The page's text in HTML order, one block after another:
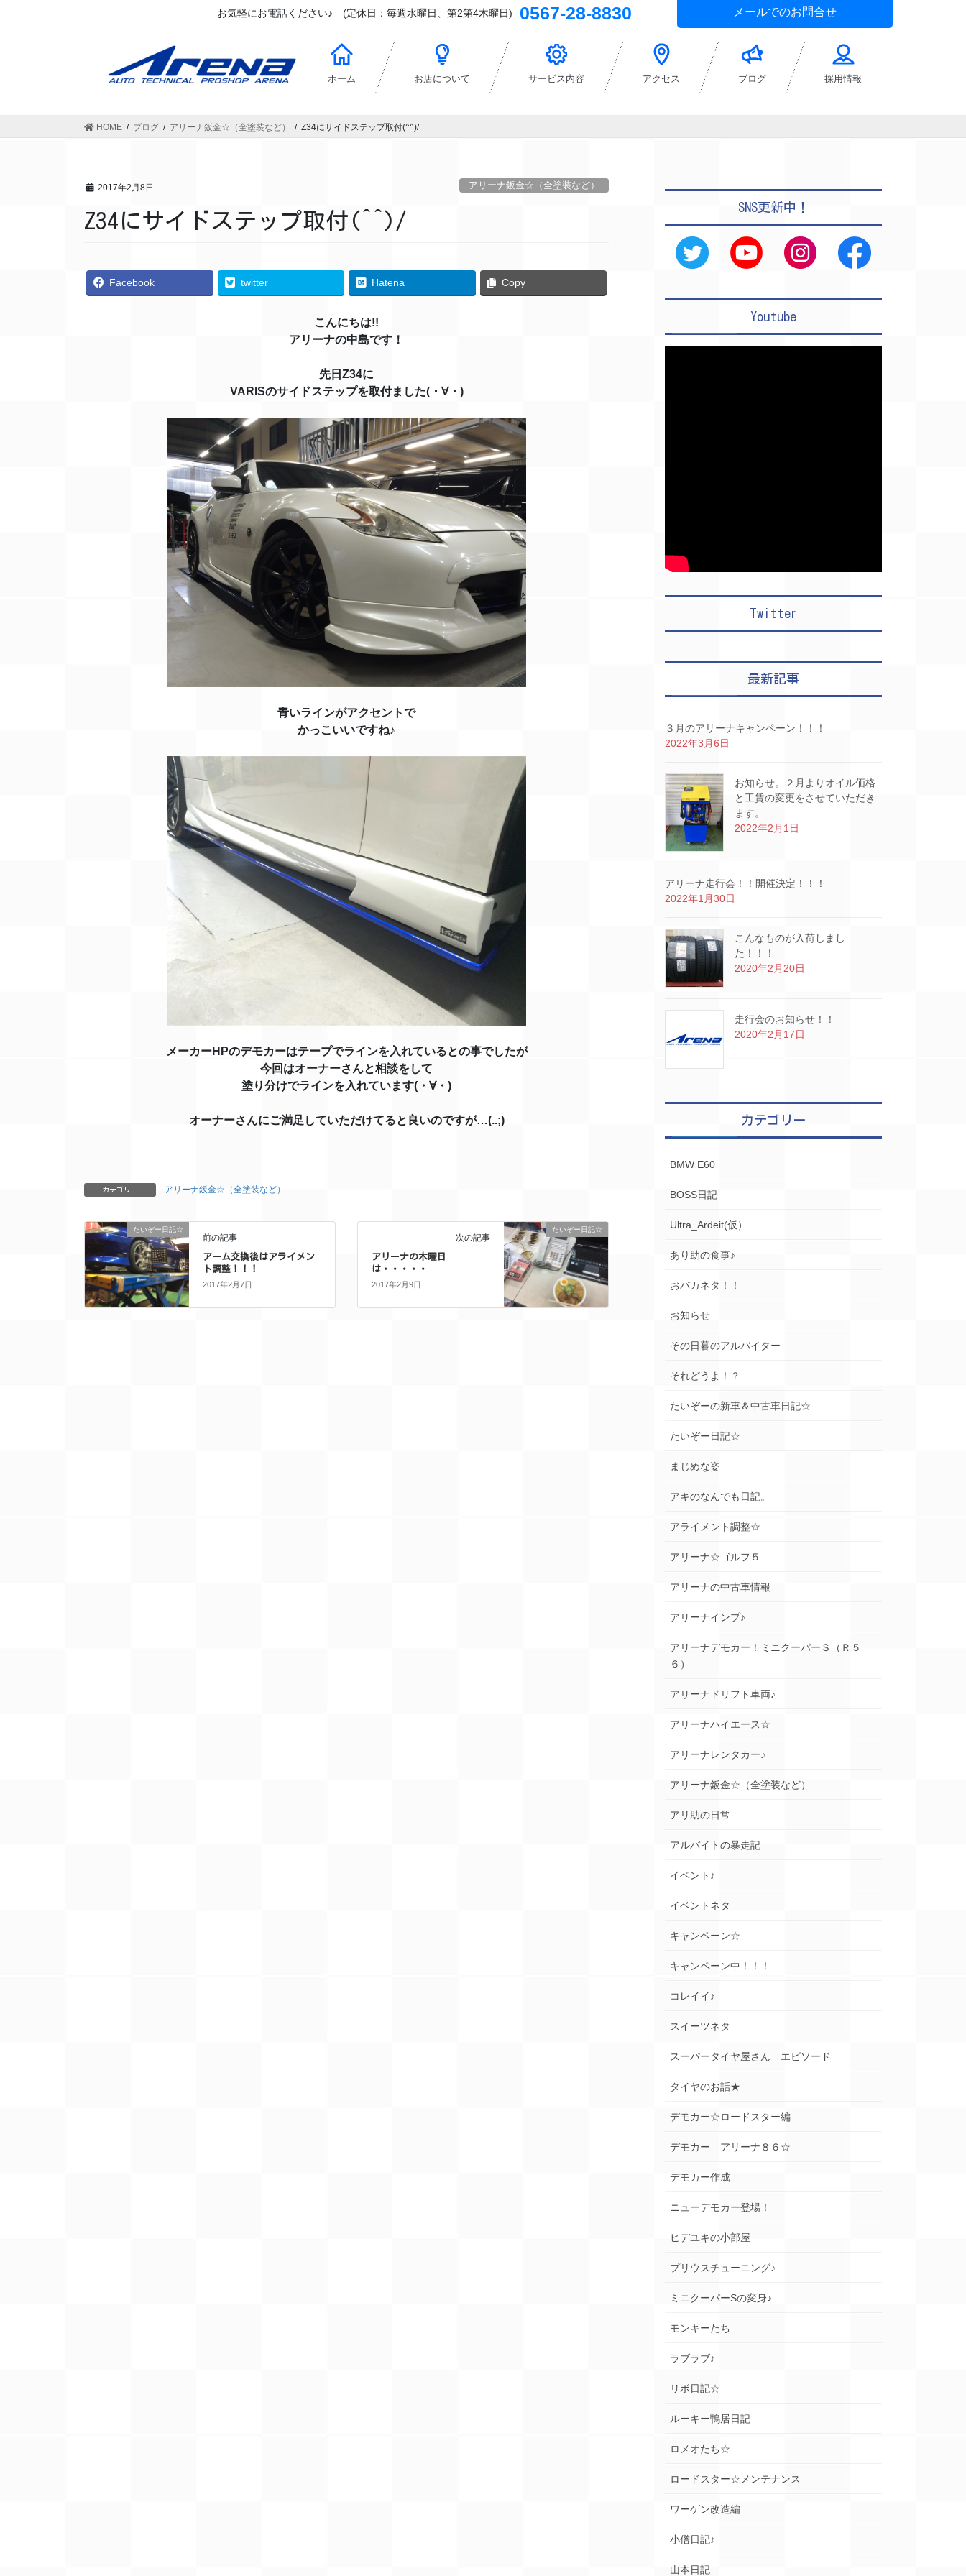
メールでのお問合せ
お気軽にお電話ください♪ (定休日：毎週水曜日、第2第4木曜日) 0567-28-8830
ホーム お店について サービス内容 アクセス ブログ 採用情報
HOME ブログ アリーナ鈑金☆（全塗装など） Z34にサイドステップ取付(^^)/
2017年2月8日 アリーナ鈑金☆（全塗装など）
Z34にサイドステップ取付(^^)/
Facebook twitter Hatena Copy
こんにちは!!
アリーナの中島です！
先日Z34に
VARISのサイドステップを取付ました(・∀・)
青いラインがアクセントで
かっこいいですね♪
メーカーHPのデモカーはテープでラインを入れているとの事でしたが
今回はオーナーさんと相談をして
塗り分けでラインを入れています(・∀・)
オーナーさんにご満足していただけてると良いのですが…(..;)
カテゴリー アリーナ鈑金☆（全塗装など）
たいぞー日記☆
前の記事
アーム交換後はアライメン
ト調整！！！
2017年2月7日
たいぞー日記☆
次の記事
アリーナの木曜日
は・・・・・
2017年2月9日
SNS更新中！
Youtube
Twitter
最新記事
３月のアリーナキャンペーン！！！
2022年3月6日
お知らせ。２月よりオイル価格
と工賃の変更をさせていただき
ます。
2022年2月1日
アリーナ走行会！！開催決定！！！
2022年1月30日
こんなものが入荷しまし
た！！！
2020年2月20日
走行会のお知らせ！！
2020年2月17日
カテゴリー
BMW E60
BOSS日記
Ultra_Ardeit(仮）
あり助の食事♪
おバカネタ！！
お知らせ
その日暮のアルバイター
それどうよ！？
たいぞーの新車＆中古車日記☆
たいぞー日記☆
まじめな姿
アキのなんでも日記。
アライメント調整☆
アリーナ☆ゴルフ５
アリーナの中古車情報
アリーナインプ♪
アリーナデモカー！ミニクーパーＳ（Ｒ５
６）
アリーナドリフト車両♪
アリーナハイエース☆
アリーナレンタカー♪
アリーナ鈑金☆（全塗装など）
アリ助の日常
アルバイトの暴走記
イベント♪
イベントネタ
キャンペーン☆
キャンペーン中！！！
コレイイ♪
スイーツネタ
スーパータイヤ屋さん エピソード
タイヤのお話★
デモカー☆ロードスター編
デモカー アリーナ８６☆
デモカー作成
ニューデモカー登場！
ヒデユキの小部屋
プリウスチューニング♪
ミニクーパーSの変身♪
モンキーたち
ラブラブ♪
リボ日記☆
ルーキー鴨居日記
ロメオたち☆
ロードスター☆メンテナンス
ワーゲン改造編
小僧日記♪
山本日記